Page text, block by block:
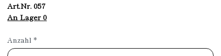
Art.Nr. 057
An Lager 0
Anzahl *